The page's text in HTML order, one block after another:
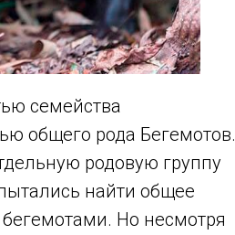
семейства
общего рода Бегемотов.
родовую группу
найти общее
Но несмотря